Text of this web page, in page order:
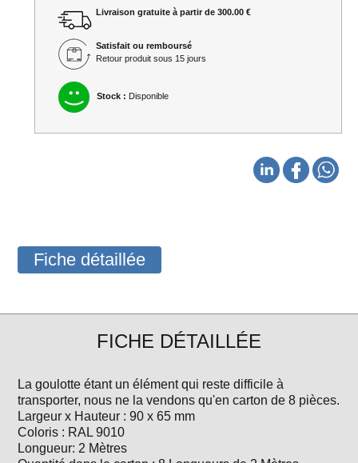
Livraison gratuite à partir de 300.00 €
Satisfait ou remboursé
Retour produit sous 15 jours
Stock : Disponible
Fiche détaillée
FICHE DÉTAILLÉE
La goulotte étant un élément qui reste difficile à
transporter, nous ne la vendons qu'en carton de 8 pièces.
Largeur x Hauteur : 90 x 65 mm
Coloris : RAL 9010
Longueur: 2 Mètres